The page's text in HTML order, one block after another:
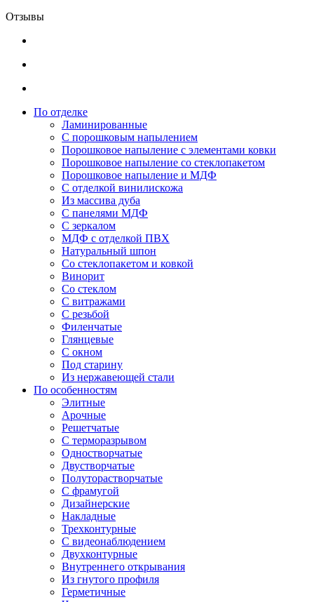
Отзывы
По отделке
Ламинированные
С порошковым напылением
Порошковое напыление с элементами ковки
Порошковое напыление со стеклопакетом
Порошковое напыление и МДФ
С отделкой винилискожа
Из массива дуба
С панелями МДФ
С зеркалом
МДФ с отделкой ПВХ
Натуральный шпон
Со стеклопакетом и ковкой
Винорит
Со стеклом
С витражами
С резьбой
Филенчатые
Глянцевые
С окном
Под старину
Из нержавеющей стали
По особенностям
Элитные
Арочные
Решетчатые
С терморазрывом
Одностворчатые
Двустворчатые
Полуторастворчатые
С фрамугой
Дизайнерские
Накладные
Трехконтурные
С видеонаблюдением
Двухконтурные
Внутреннего открывания
Из гнутого профиля
Герметичные